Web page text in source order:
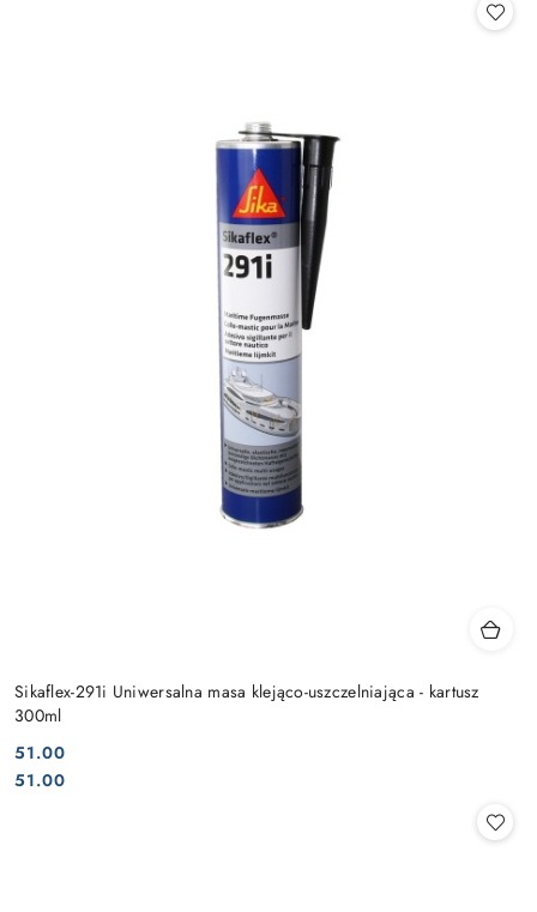
Sikaflex-291i Uniwersalna masa klejąco-uszczelniająca - kartusz
300ml
Cena:
51.00
Cena:
51.00